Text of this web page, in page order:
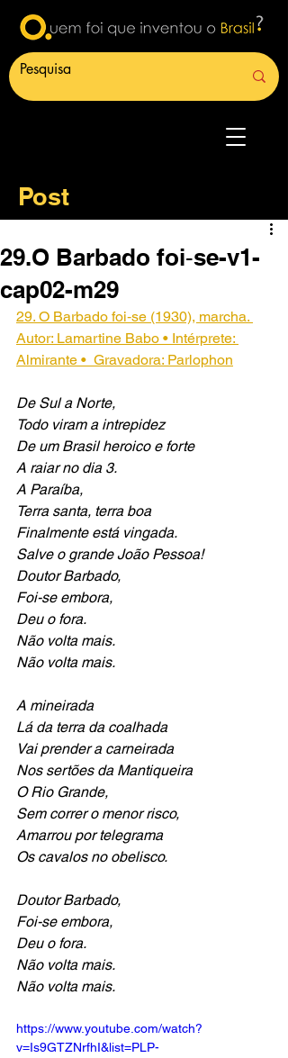
Post
29.O Barbado foi‑se-v1-
cap02-m29
29. O Barbado foi‑se (1930), marcha.
Autor: Lamartine Babo • Intérprete:
Almirante •  Gravadora: Parlophon
De Sul a Norte,
Todo viram a intrepidez
De um Brasil heroico e forte
A raiar no dia 3.
A Paraíba,
Terra santa, terra boa
Finalmente está vingada.
Salve o grande João Pessoa!
Doutor Barbado,
Foi-se embora,
Deu o fora.
Não volta mais.
Não volta mais.
A mineirada
Lá da terra da coalhada
Vai prender a carneirada
Nos sertões da Mantiqueira
O Rio Grande,
Sem correr o menor risco,
Amarrou por telegrama
Os cavalos no obelisco.
Doutor Barbado,
Foi-se embora,
Deu o fora.
Não volta mais.
Não volta mais.
https://www.youtube.com/watch?
v=Is9GTZNrfhI&list=PLP-